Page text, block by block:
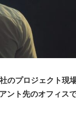
のプロジェクト現
ント先のオフィス